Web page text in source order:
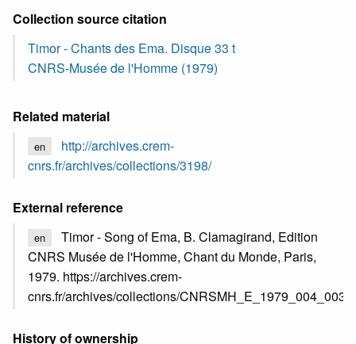
Collection source citation
Timor - Chants des Ema. Disque 33 t
CNRS-Musée de l'Homme (1979)
Related material
en
http://archives.crem-
cnrs.fr/archives/collections/3198/
External reference
en
Timor - Song of Ema, B. Clamagirand, Edition
CNRS Musée de l'Homme, Chant du Monde, Paris,
1979. https://archives.crem-
cnrs.fr/archives/collections/CNRSMH_E_1979_004_003/
History of ownership